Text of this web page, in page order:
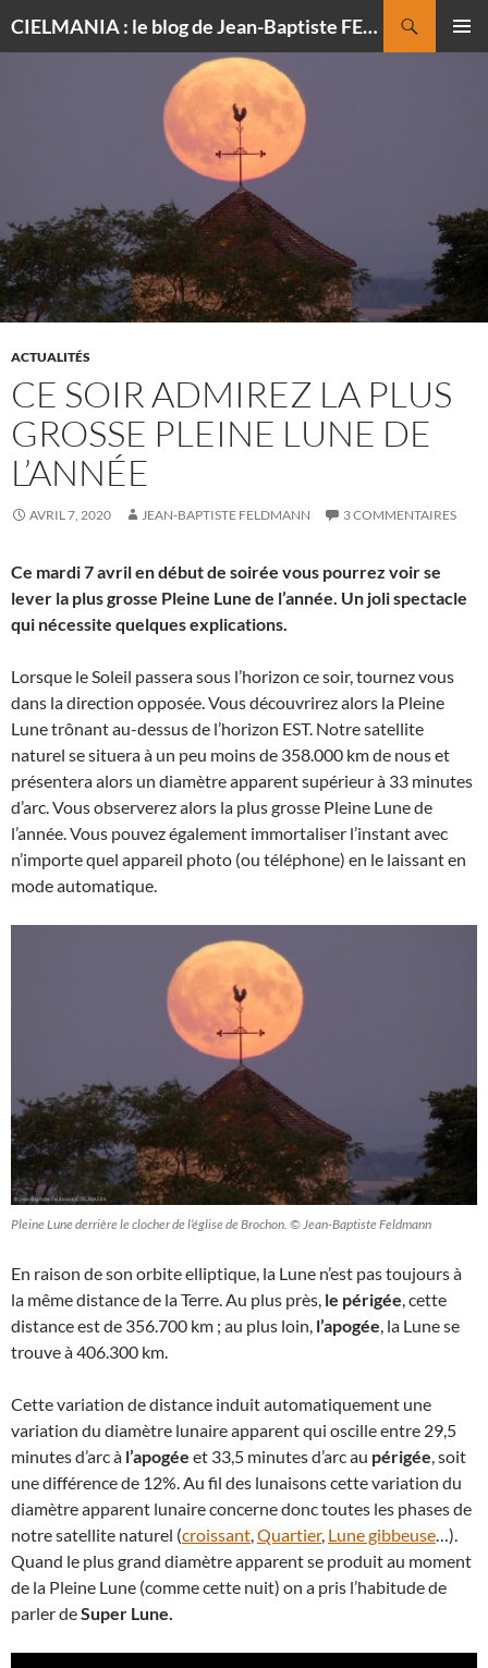
CIELMANIA : le blog de Jean-Baptiste FELDMANN, photographe du ciel
ACTUALITÉS
CE SOIR ADMIREZ LA PLUS
GROSSE PLEINE LUNE DE
L’ANNÉE
AVRIL 7, 2020 JEAN-BAPTISTE FELDMANN 3 COMMENTAIRES
Ce mardi 7 avril en début de soirée vous pourrez voir se
lever la plus grosse Pleine Lune de l’année. Un joli spectacle
qui nécessite quelques explications.
Lorsque le Soleil passera sous l’horizon ce soir, tournez vous
dans la direction opposée. Vous découvrirez alors la Pleine
Lune trônant au-dessus de l’horizon EST. Notre satellite
naturel se situera à un peu moins de 358.000 km de nous et
présentera alors un diamètre apparent supérieur à 33 minutes
d’arc. Vous observerez alors la plus grosse Pleine Lune de
l’année. Vous pouvez également immortaliser l’instant avec
n’importe quel appareil photo (ou téléphone) en le laissant en
mode automatique.
Pleine Lune derrière le clocher de l’église de Brochon. © Jean-Baptiste Feldmann
En raison de son orbite elliptique, la Lune n’est pas toujours à
la même distance de la Terre. Au plus près, le périgée , cette
distance est de 356.700 km ; au plus loin, l’apogée , la Lune se
trouve à 406.300 km.
Cette variation de distance induit automatiquement une
variation du diamètre lunaire apparent qui oscille entre 29,5
minutes d’arc à l’apogée et 33,5 minutes d’arc au périgée , soit
une différence de 12%. Au fil des lunaisons cette variation du
diamètre apparent lunaire concerne donc toutes les phases de
notre satellite naturel (croissant Quartier, Lune gibbeuse …).
Quand le plus grand diamètre apparent se produit au moment
de la Pleine Lune (comme cette nuit) on a pris l’habitude de
parler deSuper Lune.